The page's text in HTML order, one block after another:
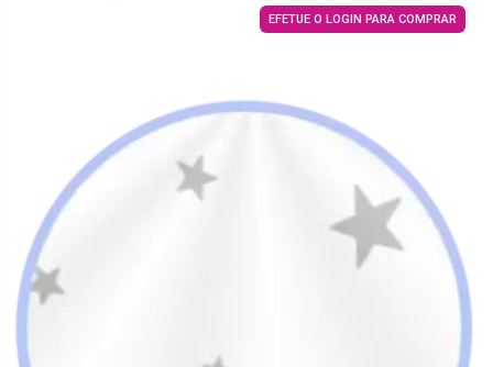
EFETUE O LOGIN PARA COMPRAR